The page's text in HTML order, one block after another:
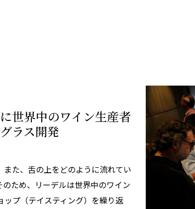
世界中のワイン生産者
ラス開発
た、舌の上をどのように流れてい
ため、リーデルは世界中のワイン
プ（テイスティング）を繰り返